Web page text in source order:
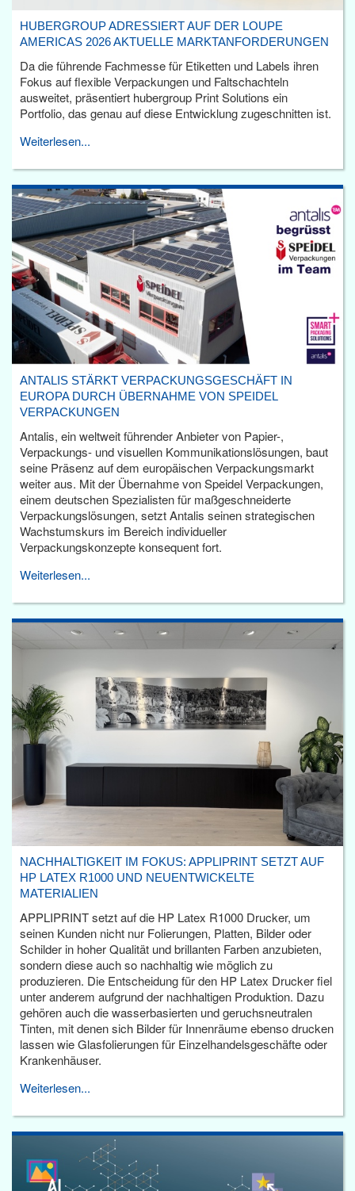
HUBERGROUP ADRESSIERT AUF DER LOUPE
AMERICAS 2026 AKTUELLE MARKTANFORDERUNGEN
Da die führende Fachmesse für Etiketten und Labels ihren
Fokus auf flexible Verpackungen und Faltschachteln
ausweitet, präsentiert hubergroup Print Solutions ein
Portfolio, das genau auf diese Entwicklung zugeschnitten ist.
Weiterlesen...
ANTALIS STÄRKT VERPACKUNGSGESCHÄFT IN
EUROPA DURCH ÜBERNAHME VON SPEIDEL
VERPACKUNGEN
Antalis, ein weltweit führender Anbieter von Papier-,
Verpackungs- und visuellen Kommunikationslösungen, baut
seine Präsenz auf dem europäischen Verpackungsmarkt
weiter aus. Mit der Übernahme von Speidel Verpackungen,
einem deutschen Spezialisten für maßgeschneiderte
Verpackungslösungen, setzt Antalis seinen strategischen
Wachstumskurs im Bereich individueller
Verpackungskonzepte konsequent fort.
Weiterlesen...
NACHHALTIGKEIT IM FOKUS: APPLIPRINT SETZT AUF
HP LATEX R1000 UND NEUENTWICKELTE
MATERIALIEN
APPLIPRINT setzt auf die HP Latex R1000 Drucker, um
seinen Kunden nicht nur Folierungen, Platten, Bilder oder
Schilder in hoher Qualität und brillanten Farben anzubieten,
sondern diese auch so nachhaltig wie möglich zu
produzieren. Die Entscheidung für den HP Latex Drucker fiel
unter anderem aufgrund der nachhaltigen Produktion. Dazu
gehören auch die wasserbasierten und geruchsneutralen
Tinten, mit denen sich Bilder für Innenräume ebenso drucken
lassen wie Glasfolierungen für Einzelhandelsgeschäfte oder
Krankenhäuser.
Weiterlesen...